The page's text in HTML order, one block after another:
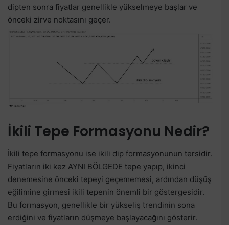
dipten sonra fiyatlar genellikle yükselmeye başlar ve
önceki zirve noktasını geçer.
İkili Tepe Formasyonu Nedir?
İkili tepe formasyonu ise ikili dip formasyonunun tersidir.
Fiyatların iki kez AYNI BÖLGEDE tepe yapıp, ikinci
denemesine önceki tepeyi geçememesi, ardından düşüş
eğilimine girmesi ikili tepenin önemli bir göstergesidir.
Bu formasyon, genellikle bir yükseliş trendinin sona
erdiğini ve fiyatların düşmeye başlayacağını gösterir.